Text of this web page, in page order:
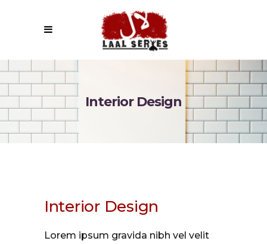
Interior Design
Interior Design
Lorem ipsum gravida nibh vel velit